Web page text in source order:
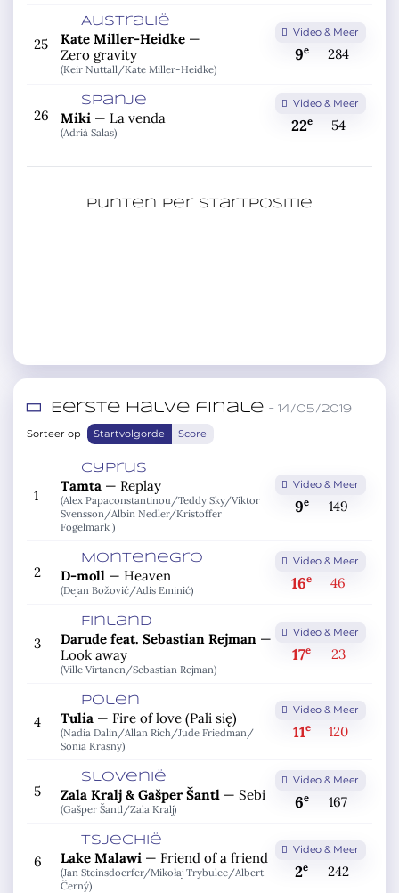
25
Australië
Kate Miller-Heidke—
Zero gravity
(Keir Nuttall/Kate Miller-Heidke)
Video & Meer
9e 284
26
Spanje
Miki— La venda
(Adrià Salas)
Video & Meer
22e 54
Punten per startpositie
Eerste halve finale – 14/05/2019
Sorteer op Startvolgorde Score
1
Cyprus
Tamta— Replay
(Alex Papaconstantinou/Teddy Sky/Viktor
Svensson/Albin Nedler/Kristoffer
Fogelmark )
Video & Meer
9e 149
2
Montenegro
D-moll— Heaven
(Dejan Božović/Adis Eminić)
Video & Meer
16e 46
3
Finland
Darude feat. Sebastian Rejman—
Look away
(Ville Virtanen/Sebastian Rejman)
Video & Meer
17e 23
4
Polen
Tulia— Fire of love (Pali się)
(Nadia Dalin/Allan Rich/Jude Friedman/
Sonia Krasny)
Video & Meer
11e 120
5
Slovenië
Zala Kralj & Gašper Šantl— Sebi
(Gašper Šantl/Zala Kralj)
Video & Meer
6e 167
6
Tsjechië
Lake Malawi— Friend of a friend
(Jan Steinsdoerfer/Mikołaj Trybulec/Albert
Černý)
Video & Meer
2e 242